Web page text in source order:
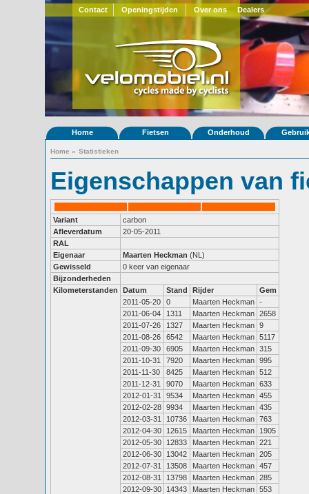
Contact Openingstijden Over ons Dealers
Home Fietsen Onderhoud
Home » Statistieken
Eigenschappen van
Variant
carbon
Afleverdatum
20-05-2011
RAL
Eigenaar
Maarten Heckman (NL)
Gewisseld
0 keer van eigenaar
Bijzonderheden
Kilometerstanden
Datum Stand Rijder
Gem
2011-05-20
0 Maarten Heckman -
2011-06-04
1311 Maarten Heckman 2658
2011-07-26
1327 Maarten Heckman 9
2011-08-26
6542 Maarten Heckman 5117
2011-09-30
6905 Maarten Heckman 315
2011-10-31
7920 Maarten Heckman 995
2011-11-30
8425 Maarten Heckman 512
2011-12-31
9070 Maarten Heckman 633
2012-01-31
9534 Maarten Heckman 455
2012-02-28 9934 Maarten Heckman 435
2012-03-31
10736 Maarten Heckman 763
2012-04-30
12615 Maarten Heckman
1905
2012-05-30
12833 Maarten Heckman 221
2012-06-30
13042 Maarten Heckman 205
2012-07-31
13508 Maarten Heckman 457
2012-08-31
13798 Maarten Heckman 285
2012-09-30
14343 Maarten Heckman 553